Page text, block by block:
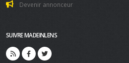
Devenir annonceur
SUIVRE MADEINLENS